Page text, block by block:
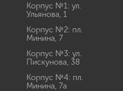
Корпус №1: ул.
Ульянова, 1
Корпус №2: пл.
Минина, 7
Корпус №3: ул.
Пискунова, 38
Корпус №4: пл.
Минина, 7а